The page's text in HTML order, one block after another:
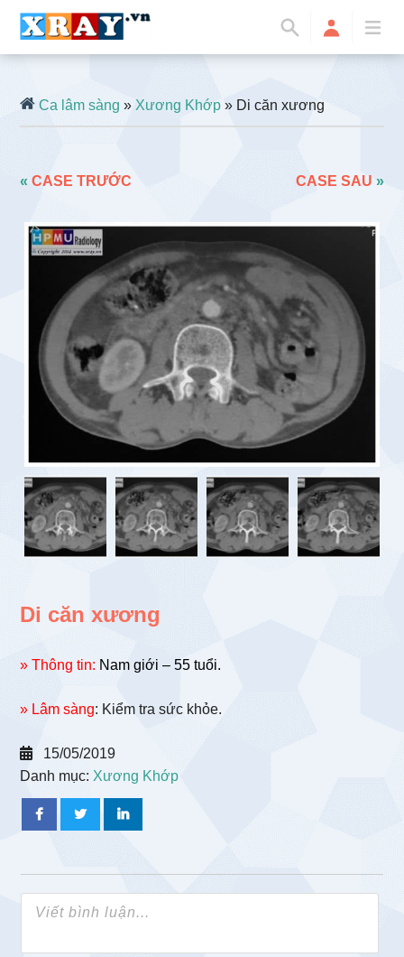
Ca lâm sàng »Xương Khớp » Di căn xương
«CASE TRƯỚC CASE SAU »
Di căn xương
» Thông tin: Nam giới – 55 tuổi.
» Lâm sàng: Kiểm tra sức khỏe.
15/05/2019
Danh mục: Xương Khớp